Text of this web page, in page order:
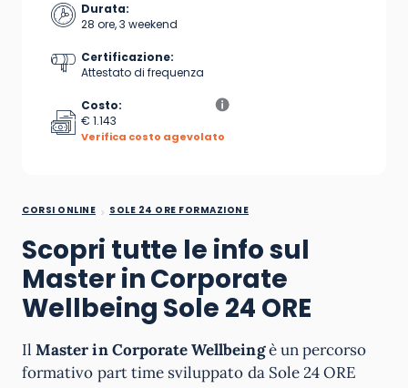
Durata:
28 ore, 3 weekend
Certificazione:
Attestato di frequenza
Costo:
€ 1.143
Verifica costo agevolato
CORSI ONLINE SOLE 24 ORE FORMAZIONE
Scopri tutte le info sul
Master in Corporate
Wellbeing Sole 24 ORE
IlMaster in Corporate Wellbeingè un percorso
formativo part time sviluppato da Sole 24 ORE